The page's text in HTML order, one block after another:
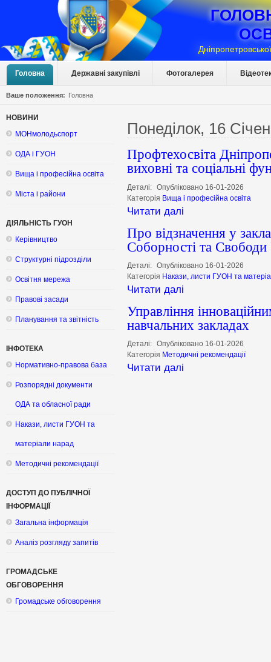
Головна Державні закупівлі Фотогалерея
Ваше положення: Головна
НОВИНИ
МОНмолодьспорт
ОДА і ГУОН
Вища і професійна освіта
Міста і райони
ДІЯЛЬНІСТЬ ГУОН
Керівництво
Структурні підрозділи
Освітня мережа
Правові засади
Планування та звітність
ІНФОТЕКА
Нормативно-правова база
Розпорядні документи
ОДА та обласної ради
Накази, листи ГУОН та
матеріали нарад
Методичні рекомендації
ДОСТУП ДО ПУБЛІЧНОЇ
ІНФОРМАЦІЇ
Загальна інформація
Аналіз розгляду запитів
ГРОМАДСЬКЕ
ОБГОВОРЕННЯ
Громадське обговорення
Понеділок, 16
Профтехосвіта
виховні та соціальні
Деталі: Опубліковано 16-01-2026
Категорія Вища і професійна освіта
Читати далі
Про відзначення у
Соборності та Свободи
Деталі: Опубліковано 16-01-2026
Категорія Накази, листи ГУОН та
Читати далі
Управління
навчальних закладах
Деталі: Опубліковано 16-01-2026
Категорія Методичні рекомендації
Читати далі